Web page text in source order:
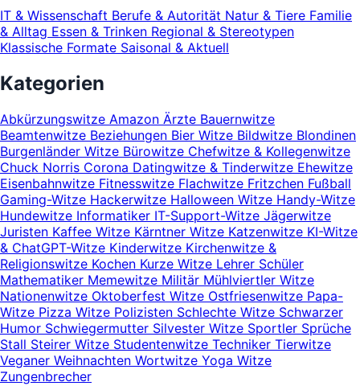
IT & Wissenschaft Berufe & Autorität Natur & Tiere Familie
& Alltag Essen & Trinken Regional & Stereotypen
Klassische Formate Saisonal & Aktuell
Kategorien
Abkürzungswitze Amazon Ärzte Bauernwitze
Beamtenwitze Beziehungen Bier Witze Bildwitze Blondinen
Burgenländer Witze Bürowitze Chefwitze & Kollegenwitze
Chuck Norris Corona Datingwitze & Tinderwitze Ehewitze
Eisenbahnwitze Fitnesswitze Flachwitze Fritzchen Fußball
Gaming-Witze Hackerwitze Halloween Witze Handy-Witze
Hundewitze Informatiker IT-Support-Witze Jägerwitze
Juristen Kaffee Witze Kärntner Witze Katzenwitze KI-Witze
& ChatGPT-Witze Kinderwitze Kirchenwitze &
Religionswitze Kochen Kurze Witze Lehrer Schüler
Mathematiker Memewitze Militär Mühlviertler Witze
Nationenwitze Oktoberfest Witze Ostfriesenwitze Papa-
Witze Pizza Witze Polizisten Schlechte Witze Schwarzer
Humor Schwiegermutter Silvester Witze Sportler Sprüche
Stall Steirer Witze Studentenwitze Techniker Tierwitze
Veganer Weihnachten Wortwitze Yoga Witze
Zungenbrecher